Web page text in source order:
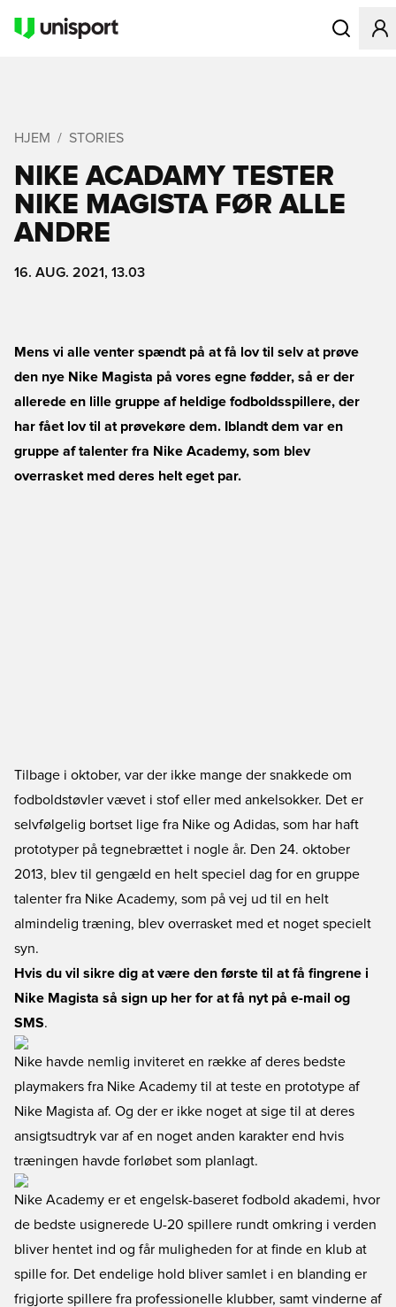
Åbner en
HJEM STORIES
NIKE ACADAMY TESTER
NIKE MAGISTA FØR ALLE
ANDRE
16. AUG. 2021, 13.03
Mens vi alle venter spændt på at få lov til selv at prøve
den nye Nike Magista på vores egne fødder, så er der
allerede en lille gruppe af heldige fodboldsspillere, der
har fået lov til at prøvekøre dem. Iblandt dem var en
gruppe af talenter fra Nike Academy, som blev
overrasket med deres helt eget par.
Tilbage i oktober, var der ikke mange der snakkede om
fodboldstøvler vævet i stof eller med ankelsokker. Det er
selvfølgelig bortset lige fra Nike og Adidas, som har haft
prototyper på tegnebrættet i nogle år. Den 24. oktober
2013, blev til gengæld en helt speciel dag for en gruppe
talenter fra Nike Academy, som på vej ud til en helt
almindelig træning, blev overrasket med et noget specielt
syn.
Hvis du vil sikre dig at være den første til at få fingrene i
Nike Magista så sign up her for at få nyt på e-mail og
SMS.
Nike havde nemlig inviteret en række af deres bedste
playmakers fra Nike Academy til at teste en prototype af
Nike Magista af. Og der er ikke noget at sige til at deres
ansigtsudtryk var af en noget anden karakter end hvis
træningen havde forløbet som planlagt.
Nike Academy er et engelsk-baseret fodbold akademi, hvor
de bedste usignerede U-20 spillere rundt omkring i verden
bliver hentet ind og får muligheden for at finde en klub at
spille for. Det endelige hold bliver samlet i en blanding er
frigjorte spillere fra professionelle klubber, samt vinderne af